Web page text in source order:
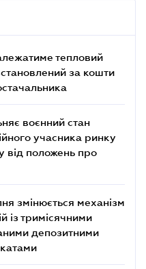
тепловий
за кошти
воєнний стан
учасника ринку
від положень про
змінюється механізм
із тримісячними
депозитними